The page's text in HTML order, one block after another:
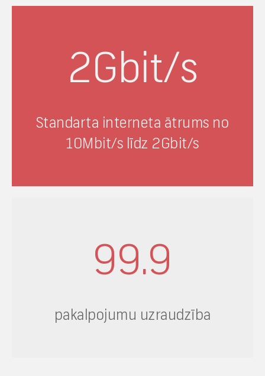
2Gbit/s
Standarta interneta ātrums no
10Mbit/s līdz 2Gbit/s
99.9
pakalpojumu uzraudzība